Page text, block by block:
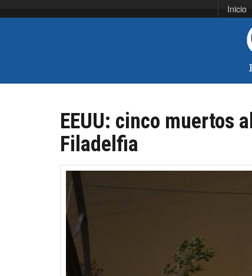
Inicio
EEUU: cinco muertos
Filadelfia